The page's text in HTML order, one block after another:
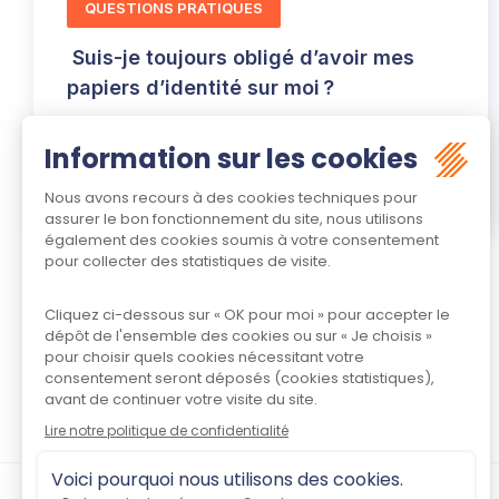
Suis-je toujours obligé d’avoir mes
papiers d’identité sur moi ?
QUESTIONS PRATIQUES